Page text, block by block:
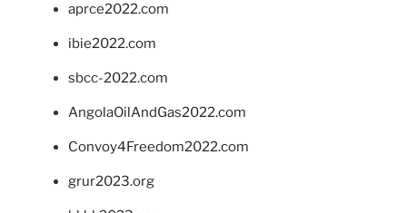
aprce2022.com
ibie2022.com
sbcc-2022.com
AngolaOilAndGas2022.com
Convoy4Freedom2022.com
grur2023.org